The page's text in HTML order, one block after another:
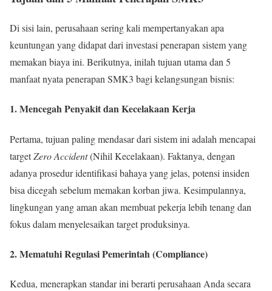
Di sisi lain, perusahaan sering kali mempertanyakan apa
keuntungan yang didapat dari investasi penerapan sistem yang
memakan biaya ini. Berikutnya, inilah tujuan utama dan 5
manfaat nyata penerapan SMK3 bagi kelangsungan bisnis:
1. Mencegah Penyakit dan Kecelakaan Kerja
Pertama, tujuan paling mendasar dari sistem ini adalah mencapai
targetZero Accident(Nihil Kecelakaan). Faktanya, dengan
adanya prosedur identifikasi bahaya yang jelas, potensi insiden
bisa dicegah sebelum memakan korban jiwa. Kesimpulannya,
lingkungan yang aman akan membuat pekerja lebih tenang dan
fokus dalam menyelesaikan target produksinya.
2. Mematuhi Regulasi Pemerintah (Compliance)
Kedua, menerapkan standar ini berarti perusahaan Anda secara